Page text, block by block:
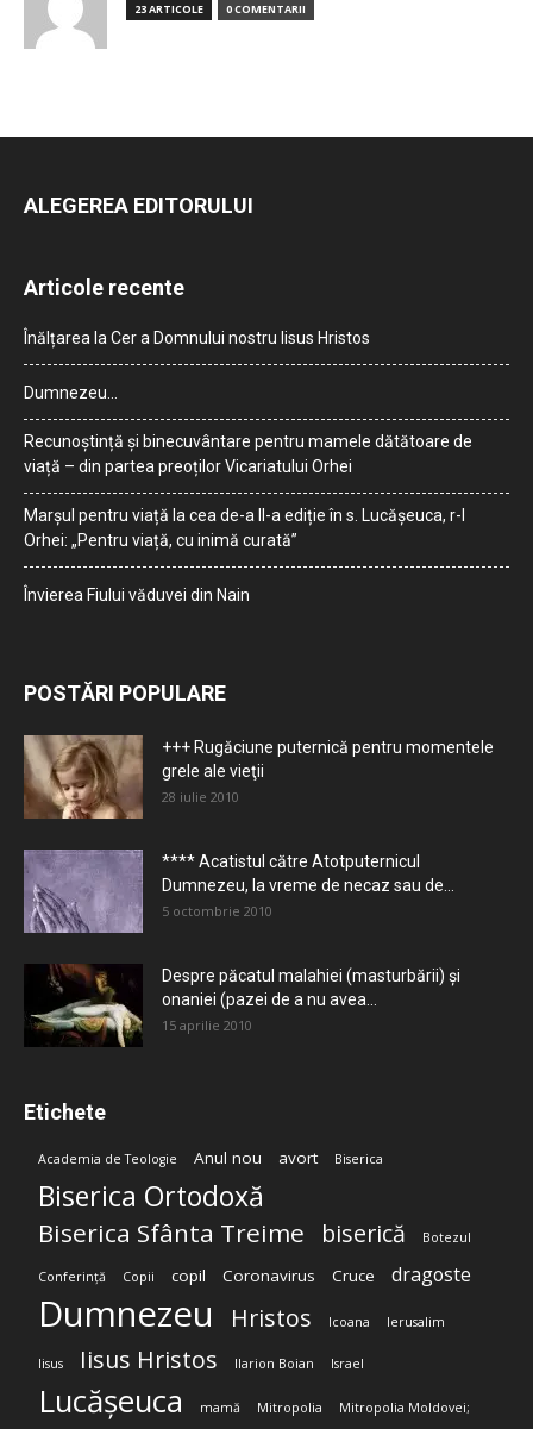
23 ARTICOLE 0 COMENTARII
ALEGEREA EDITORULUI
Articole recente
Înălțarea la Cer a Domnului nostru Iisus Hristos
Dumnezeu…
Recunoștință și binecuvântare pentru mamele dătătoare de
viață – din partea preoților Vicariatului Orhei
Marșul pentru viață la cea de-a II-a ediție în s. Lucășeuca, r-l
Orhei: „Pentru viață, cu inimă curată”
Învierea Fiului văduvei din Nain
POSTĂRI POPULARE
+++ Rugăciune puternică pentru momentele
grele ale vieţii
28 iulie 2010
**** Acatistul către Atotputernicul
Dumnezeu, la vreme de necaz sau de...
5 octombrie 2010
Despre păcatul malahiei (masturbării) şi
onaniei (pazei de a nu avea...
15 aprilie 2010
Etichete
Academia de Teologie Anul nou avort Biserica
Biserica Ortodoxă
Biserica Sfânta Treime biserică Botezul
Conferință Copii copil Coronavirus Cruce dragoste
Dumnezeu Hristos Icoana Ierusalim
Iisus Iisus Hristos Ilarion Boian Israel
Lucășeuca mamă Mitropolia Mitropolia Moldovei;